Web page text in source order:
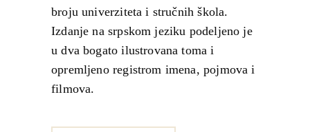
broju univerziteta i stručnih škola.
Izdanje na srpskom jeziku podeljeno je
u dva bogato ilustrovana toma i
opremljeno registrom imena, pojmova i
filmova.